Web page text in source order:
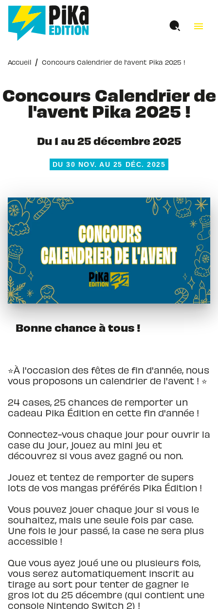
MENU RECHERCHE
PIED DE PAGE
menu
Accueil / Concours Calendrier de l'avent Pika 2025 !
Concours Calendrier de
l'avent Pika 2025 !
Du 1 au 25 décembre 2025
DU 30 NOV. AU 25 DÉC. 2025
Bonne chance à tous !
⭐️À l'occasion des fêtes de fin d'année, nous
vous proposons un calendrier de l'avent ! ⭐️
24 cases, 25 chances de remporter un
cadeau Pika Édition en cette fin d'année !
Connectez-vous chaque jour pour ouvrir la
case du jour, jouez au mini jeu et
découvrez si vous avez gagné ou non.
Jouez et tentez de remporter de supers
lots de vos mangas préférés Pika Édition !
Vous pouvez jouer chaque jour si vous le
souhaitez, mais une seule fois par case.
Une fois le jour passé, la case ne sera plus
accessible !
Que vous ayez joué une ou plusieurs fois,
vous serez automatiquement inscrit au
tirage au sort pour tenter de gagner le
gros lot du 25 décembre (qui contient une
console Nintendo Switch 2) !